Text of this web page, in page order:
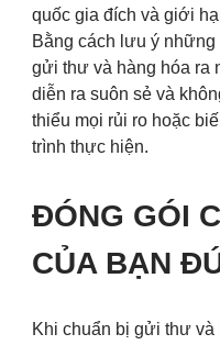
quốc gia đích và giới
Bằng cách lưu ý
gửi thư và hàng hóa ra
diễn ra suôn sẻ và
thiểu mọi rủi ro hoặc
trình thực hiện.
ĐÓNG GÓI
CỦA BẠN
Khi chuẩn bị gửi thư